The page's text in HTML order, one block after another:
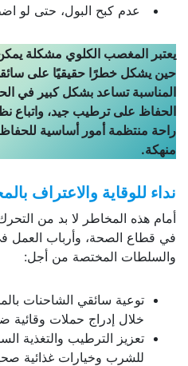
عدم كبح البول، حتى لو
يعتبر المغصب الكلوي مشكلة
حين يشكل خطرًا حقيقيًا على
المناسبة تساعد بشكل كبير في
الحفاظ على ترطيب جيد، واتباع
راحة منتظمة أمور أساسية
منهكة.
نداء للوقاية والاعتراف
أمام هذه المخاطر لا بد من
في قطاع الصحة، وأرباب العمل
والسلطات المختصة من أجل:
توعية سائقي الشاحنات
خلال إدراج حملات
تعزيز الترطيب والتغذية
للشرب وخيارات غذائية